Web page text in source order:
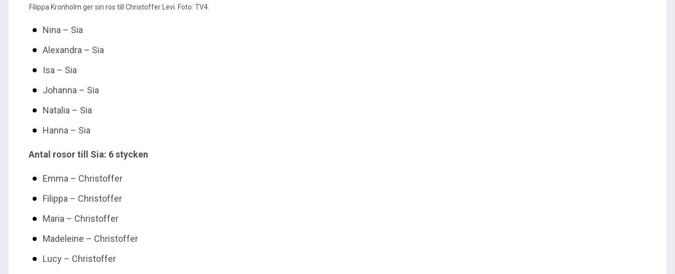
Filippa Kronholm ger sin ros till Christoffer Levi. Foto: TV4.
Nina – Sia
Alexandra – Sia
Isa – Sia
Johanna – Sia
Natalia – Sia
Hanna – Sia
Antal rosor till Sia: 6 stycken
Emma – Christoffer
Filippa – Christoffer
Maria – Christoffer
Madeleine – Christoffer
Lucy – Christoffer